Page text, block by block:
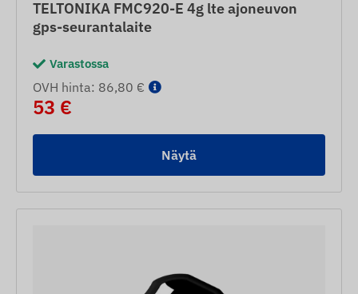
TELTONIKA FMC920-E 4g lte ajoneuvon
gps-seurantalaite
Varastossa
OVH hinta: 86,80 €
53 €
Näytä